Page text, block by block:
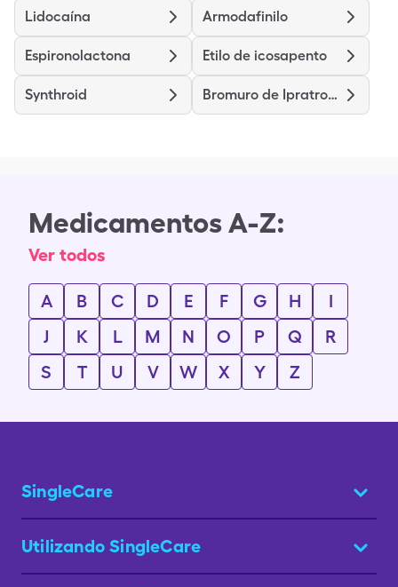
Lidocaína Armodafinilo
Espironolactona Etilo de icosapento
Synthroid Bromuro de Ipratropio
Medicamentos A-Z:
Ver todos
A B C D E F G H
I
J
K L M N O P Q
R
S
T U V W X Y Z
SingleCare
Utilizando SingleCare